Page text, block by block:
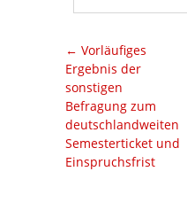
Artikel-
← Vorläufiges
Ergebnis der
sonstigen
Befragung zum
deutschlandweiten
Semesterticket und
Einspruchsfrist